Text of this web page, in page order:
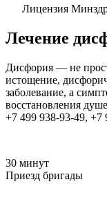
Лицензия
Лечение
Дисфория — не
истощение,
заболевание, а
восстановления
+7 499 938-93-49, +7
30 минут
Приезд бригады